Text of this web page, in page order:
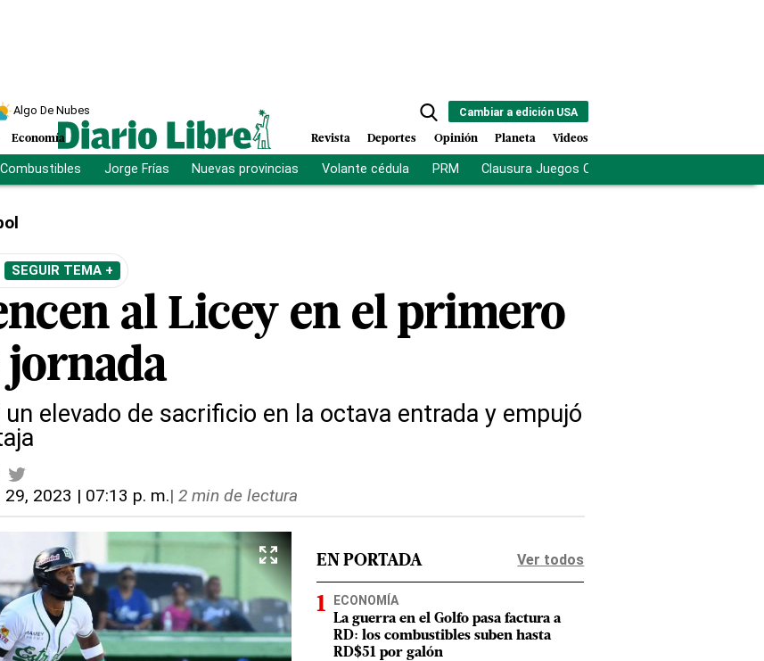
Algo De Nubes
Economía
Cambiar a edición USA
Revista Deportes Opinión Planeta Videos
Combustibles Jorge Frías Nuevas provincias Volante cédula PRM Clausura Juegos Centroamericanos
SEGUIR TEMA +
al Licey en el primero
jornada
elevado de sacrificio en la octava entrada y empujó
29, 2023 | 07:13 p. m.| 2 min de lectura
EN PORTADA Ver todos
ECONOMÍA
La guerra en el Golfo pasa factura a
RD: los combustibles suben hasta
RD$51 por galón